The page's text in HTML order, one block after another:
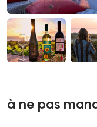
à ne pas